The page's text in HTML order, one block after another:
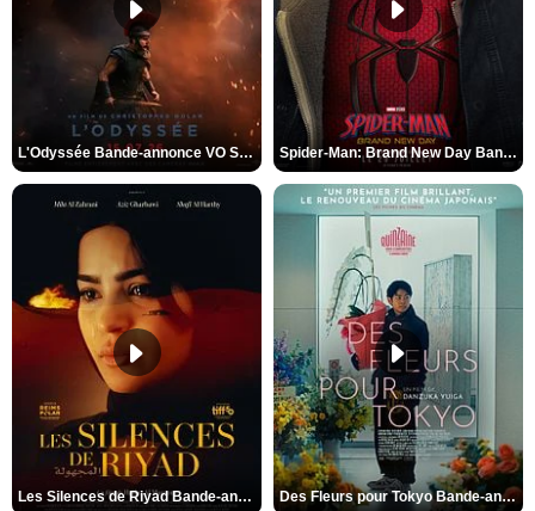
L'Odyssée Bande-annonce VO STFR Spider-Man: Brand New Day Bande-annonce VO STFR
Les Silences de Riyad Bande-annonce VO STFR Des Fleurs pour Tokyo Bande-annonce VO STFR